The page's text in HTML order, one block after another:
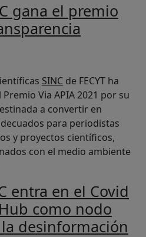
gana el premio
SINC de FECYT ha
Via APIA 2021 por su
a convertir en
para periodistas
y proyectos científicos,
con el medio ambiente
entra en el Covid
como nodo
desinformación